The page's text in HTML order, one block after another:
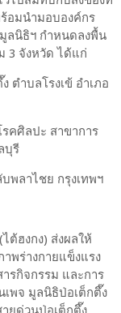
อมนำมอบองค์กร
ลนิธิฯ กำหนดลงพื้น
3 จังหวัด ได้แก่
ตำบลโรงเข้ อำเภอ
คศิลปะ สาขาการ
บุรี
พลาไชย กรุงเทพฯ
ต้ฮงกง) ส่งผลให้
พร่างกายแข็งแรง
รกิจกรรม และการ
พจ มูลนิธิป่อเต็กตึ๊ง